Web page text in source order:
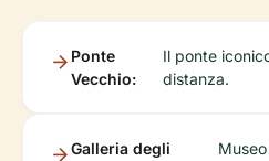
Ponte
Vecchio:
Il ponte
distanza.
Galleria degli